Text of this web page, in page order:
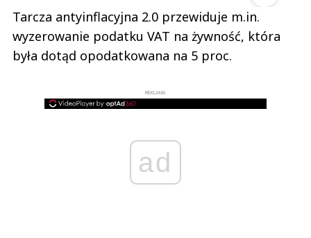
Tarcza antyinflacyjna 2.0 przewiduje m.in.
wyzerowanie podatku VAT na żywność, która
była dotąd opodatkowana na 5 proc.
REKLAMA
ad